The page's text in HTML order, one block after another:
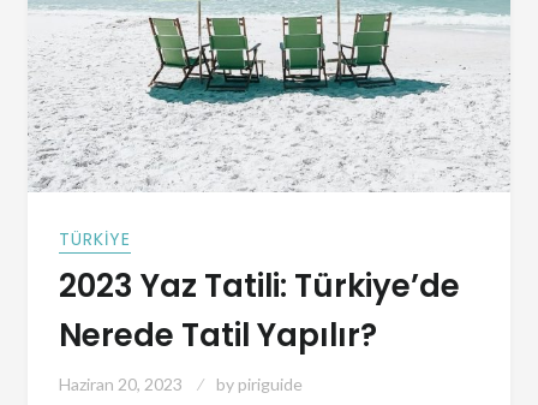
TÜRKIYE
2023 Yaz Tatili: Türkiye’de
Nerede Tatil Yapılır?
Haziran 20, 2023 by piriguide